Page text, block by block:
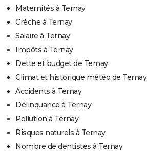
Maternités à Ternay
Crèche à Ternay
Salaire à Ternay
Impôts à Ternay
Dette et budget de Ternay
Climat et historique météo de Ternay
Accidents à Ternay
Délinquance à Ternay
Pollution à Ternay
Risques naturels à Ternay
Nombre de dentistes à Ternay